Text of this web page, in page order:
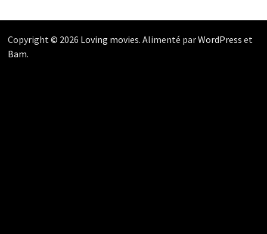
Copyright © 2026 Loving movies. Alimenté parWordPress et
Bam.